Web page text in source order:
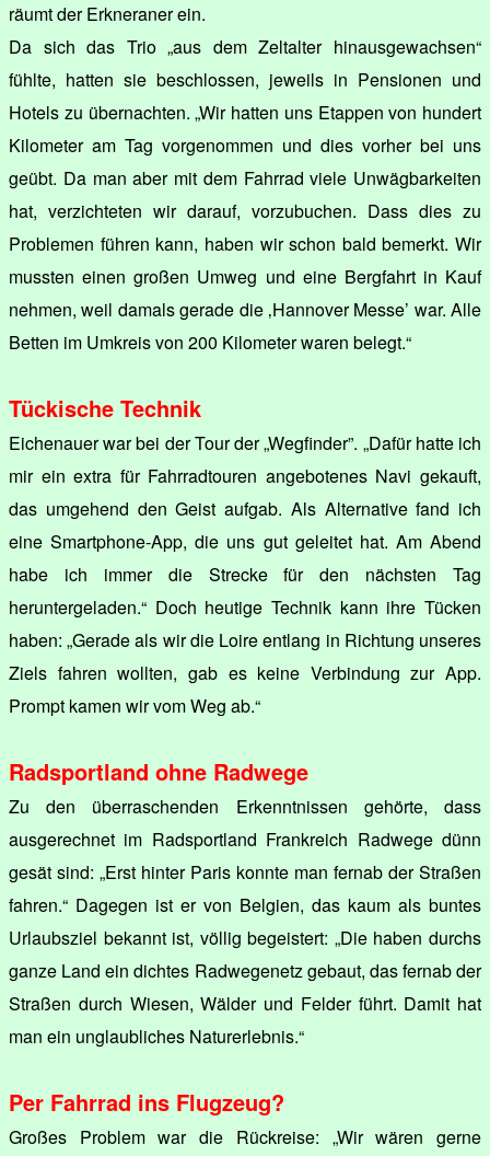
räumt der Erkneraner ein.
Da sich das Trio „aus dem Zeltalter hinausgewachsen“
fühlte, hatten sie beschlossen, jeweils in Pensionen und
Hotels zu übernachten. „Wir hatten uns Etappen von hundert
Kilometer am Tag vorgenommen und dies vorher bei uns
geübt. Da man aber mit dem Fahrrad viele Unwägbarkeiten
hat, verzichteten wir darauf, vorzubuchen. Dass dies zu
Problemen führen kann, haben wir schon bald bemerkt. Wir
mussten einen großen Umweg und eine Bergfahrt in Kauf
nehmen, weil damals gerade die ‚Hannover Messe’ war. Alle
Betten im Umkreis von 200 Kilometer waren belegt.“
Tückische Technik
Eichenauer war bei der Tour der „Wegfinder”. „Dafür hatte ich
mir ein extra für Fahrradtouren angebotenes Navi gekauft,
das umgehend den Geist aufgab. Als Alternative fand ich
eine Smartphone-App, die uns gut geleitet hat. Am Abend
habe ich immer die Strecke für den nächsten Tag
heruntergeladen.“ Doch heutige Technik kann ihre Tücken
haben: „Gerade als wir die Loire entlang in Richtung unseres
Ziels fahren wollten, gab es keine Verbindung zur App.
Prompt kamen wir vom Weg ab.“
Radsportland ohne Radwege
Zu den überraschenden Erkenntnissen gehörte, dass
ausgerechnet im Radsportland Frankreich Radwege dünn
gesät sind: „Erst hinter Paris konnte man fernab der Straßen
fahren.“ Dagegen ist er von Belgien, das kaum als buntes
Urlaubsziel bekannt ist, völlig begeistert: „Die haben durchs
ganze Land ein dichtes Radwegenetz gebaut, das fernab der
Straßen durch Wiesen, Wälder und Felder führt. Damit hat
man ein unglaubliches Naturerlebnis.“
Per Fahrrad ins Flugzeug?
Großes Problem war die Rückreise: „Wir wären gerne